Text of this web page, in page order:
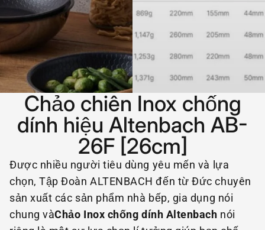
Chảo chiên Inox chống
dính hiệu Altenbach AB-
26F [26cm]
Được nhiều người tiêu dùng yêu mến và lựa
chọn, Tập Đoàn ALTENBACH đến từ Đức chuyên
sản xuất các sản phẩm nhà bếp, gia dụng nói
chung vàChảo Inox chống dính Altenbach nói